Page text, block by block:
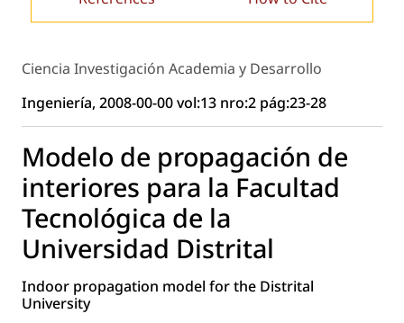
Ciencia Investigación Academia y Desarrollo
Ingeniería, 2008-00-00 vol:13 nro:2 pág:23-28
Modelo de propagación de
interiores para la Facultad
Tecnológica de la
Universidad Distrital
Indoor propagation model for the Distrital
University